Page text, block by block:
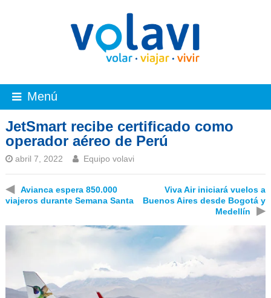
Menú
JetSmart recibe certificado como
operador aéreo de Perú
abril 7, 2022 Equipo volavi
◀
Avianca espera 850.000
viajeros durante Semana Santa
Viva Air iniciará vuelos a
Buenos Aires desde Bogotá y
Medellín
▶